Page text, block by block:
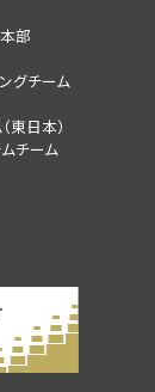
部
グチーム
東日本）
チーム